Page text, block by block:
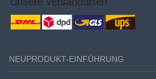
NEUPRODUKT-EINFÜHRUNG